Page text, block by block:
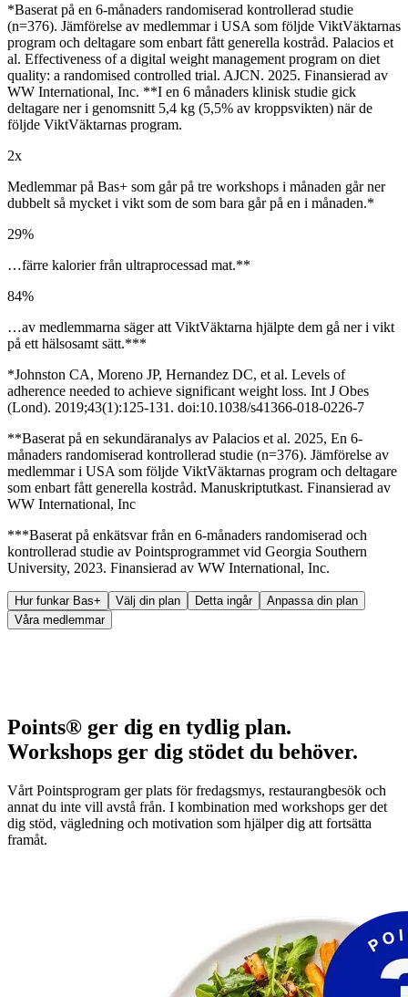
*Baserat på en 6-månaders randomiserad kontrollerad studie
(n=376). Jämförelse av medlemmar i USA som följde ViktVäktarnas
program och deltagare som enbart fått generella kostråd. Palacios et
al. Effectiveness of a digital weight management program on diet
quality: a randomised controlled trial. AJCN. 2025. Finansierad av
WW International, Inc. **I en 6 månaders klinisk studie gick
deltagare ner i genomsnitt 5,4 kg (5,5% av kroppsvikten) när de
följde ViktVäktarnas program.
2x
Medlemmar på Bas+ som går på tre workshops i månaden går ner
dubbelt så mycket i vikt som de som bara går på en i månaden.*
29%
…färre kalorier från ultraprocessad mat.**
84%
…av medlemmarna säger att ViktVäktarna hjälpte dem gå ner i vikt
på ett hälsosamt sätt.***
*Johnston CA, Moreno JP, Hernandez DC, et al. Levels of
adherence needed to achieve significant weight loss. Int J Obes
(Lond). 2019;43(1):125-131. doi:10.1038/s41366-018-0226-7
**Baserat på en sekundäranalys av Palacios et al. 2025, En 6-
månaders randomiserad kontrollerad studie (n=376). Jämförelse av
medlemmar i USA som följde ViktVäktarnas program och deltagare
som enbart fått generella kostråd. Manuskriptutkast. Finansierad av
WW International, Inc
***Baserat på enkätsvar från en 6-månaders randomiserad och
kontrollerad studie av Pointsprogrammet vid Georgia Southern
University, 2023. Finansierad av WW International, Inc.
Hur funkar Bas+ Välj din plan Detta ingår
Anpassa din plan
Våra medlemmar
Points® ger dig en tydlig plan.
Workshops ger dig stödet du behöver.
Vårt Pointsprogram ger plats för fredagsmys, restaurangbesök och
annat du inte vill avstå från. I kombination med workshops ger det
dig stöd, vägledning och motivation som hjälper dig att fortsätta
framåt.